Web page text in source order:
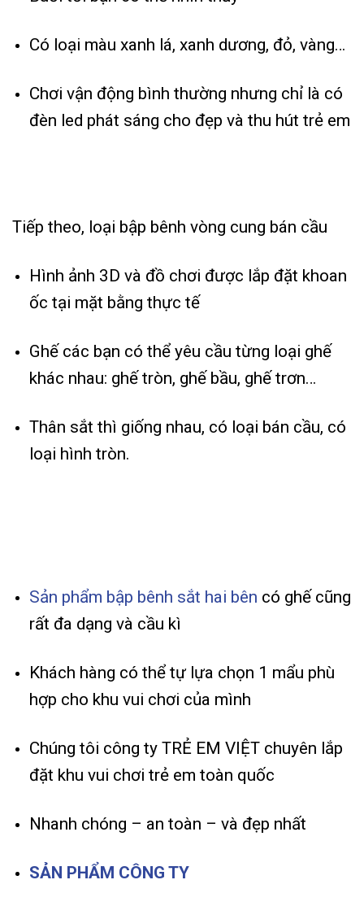
Có loại màu xanh lá, xanh dương, đỏ, vàng…
Chơi vận động bình thường nhưng chỉ là có
đèn led phát sáng cho đẹp và thu hút trẻ em
Tiếp theo, loại bập bênh vòng cung bán cầu
Hình ảnh 3D và đồ chơi được lắp đặt khoan
ốc tại mặt bằng thực tế
Ghế các bạn có thể yêu cầu từng loại ghế
khác nhau: ghế tròn, ghế bầu, ghế trơn…
Thân sắt thì giống nhau, có loại bán cầu, có
loại hình tròn.
Sản phẩm bập bênh sắt hai bên có ghế cũng
rất đa dạng và cầu kì
Khách hàng có thể tự lựa chọn 1 mẩu phù
hợp cho khu vui chơi của mình
Chúng tôi công ty TRẺ EM VIỆT chuyên lắp
đặt khu vui chơi trẻ em toàn quốc
Nhanh chóng – an toàn – và đẹp nhất
SẢN PHẨM CÔNG TY